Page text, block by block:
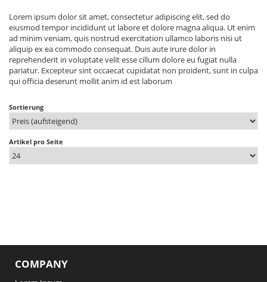
Lorem ipsum dolor sit amet, consectetur adipiscing elit, sed do
eiusmod tempor incididunt ut labore et dolore magna aliqua. Ut enim
ad minim veniam, quis nostrud exercitation ullamco laboris nisi ut
aliquip ex ea commodo consequat. Duis aute irure dolor in
reprehenderit in voluptate velit esse cillum dolore eu fugiat nulla
pariatur. Excepteur sint occaecat cupidatat non proident, sunt in culpa
qui officia deserunt mollit anim id est laborum
Sortierung
Artikel pro Seite
COMPANY